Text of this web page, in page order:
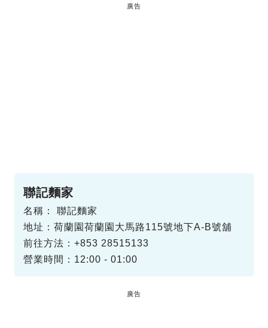
廣告
聯記麵家
名稱： 聯記麵家
地址：荷蘭園荷蘭園大馬路115號地下A-B號舖
前往方法：+853 28515133
營業時間：12:00 - 01:00
廣告